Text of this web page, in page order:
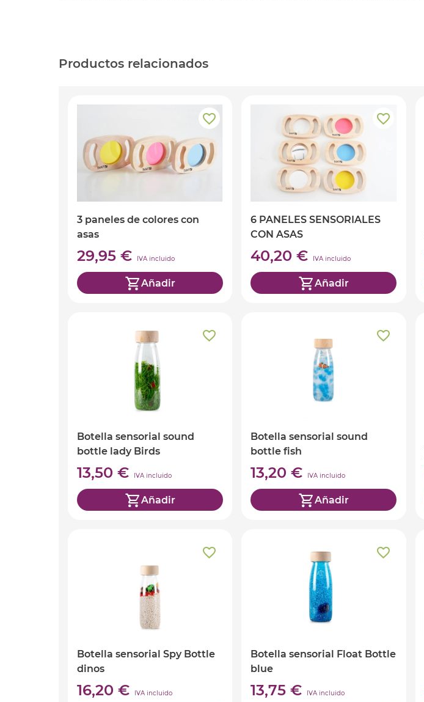
Productos relacionados
3 paneles de colores con
asas
29,95 € IVA incluido
Añadir
6 PANELES SENSORIALES
CON ASAS
40,20 € IVA incluido
Añadir
Botella sensorial sound
bottle lady Birds
13,50 € IVA incluido
Añadir
Botella sensorial sound
bottle fish
13,20 € IVA incluido
Añadir
Botella sensorial Spy Bottle
dinos
16,20 € IVA incluido
Botella sensorial Float Bottle
blue
13,75 € IVA incluido